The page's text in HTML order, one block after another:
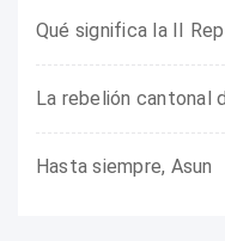
Qué significa la II
Hasta siempre, Asun